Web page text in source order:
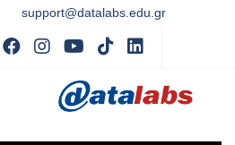
support@datalabs.edu.gr
Visit facebook
Visit instagram
Visit youtube
Visit tiktok